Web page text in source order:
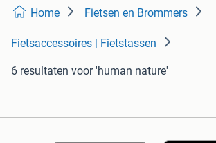
Home Fietsen en Brommers
Fietsaccessoires | Fietstassen
6 resultaten voor 'human nature'